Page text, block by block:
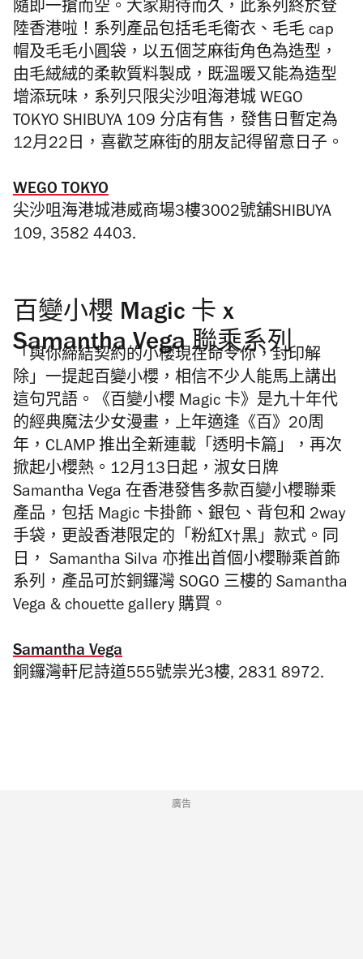
隨即一搶而空。大家期待而久，此系列終於登
陸香港啦！系列產品包括毛毛衛衣、毛毛 cap
帽及毛毛小圓袋，以五個芝麻街角色為造型，
由毛絨絨的柔軟質料製成，既溫暖又能為造型
增添玩味，系列只限尖沙咀海港城 WEGO
TOKYO SHIBUYA 109 分店有售，發售日暫定為
12月22日，喜歡芝麻街的朋友記得留意日子。
WEGO TOKYO
尖沙咀海港城港威商場3樓3002號舖SHIBUYA
109, 3582 4403.
百變小櫻 Magic 卡 x
Samantha Vega 聯乘系列
「與你締結契約的小櫻現在命令你，封印解
除」一提起百變小櫻，相信不少人能馬上講出
這句咒語。《百變小櫻 Magic 卡》是九十年代
的經典魔法少女漫畫，上年適逢《百》20周
年，CLAMP 推出全新連載「透明卡篇」，再次
掀起小櫻熱。12月13日起，淑女日牌
Samantha Vega 在香港發售多款百變小櫻聯乘
產品，包括 Magic 卡掛飾、銀包、背包和 2way
手袋，更設香港限定的「粉紅X†黒」款式。同
日， Samantha Silva 亦推出首個小櫻聯乘首飾
系列，產品可於銅鑼灣 SOGO 三樓的 Samantha
Vega & chouette gallery 購買。
Samantha Vega
銅鑼灣軒尼詩道555號祟光3樓, 2831 8972.
廣告